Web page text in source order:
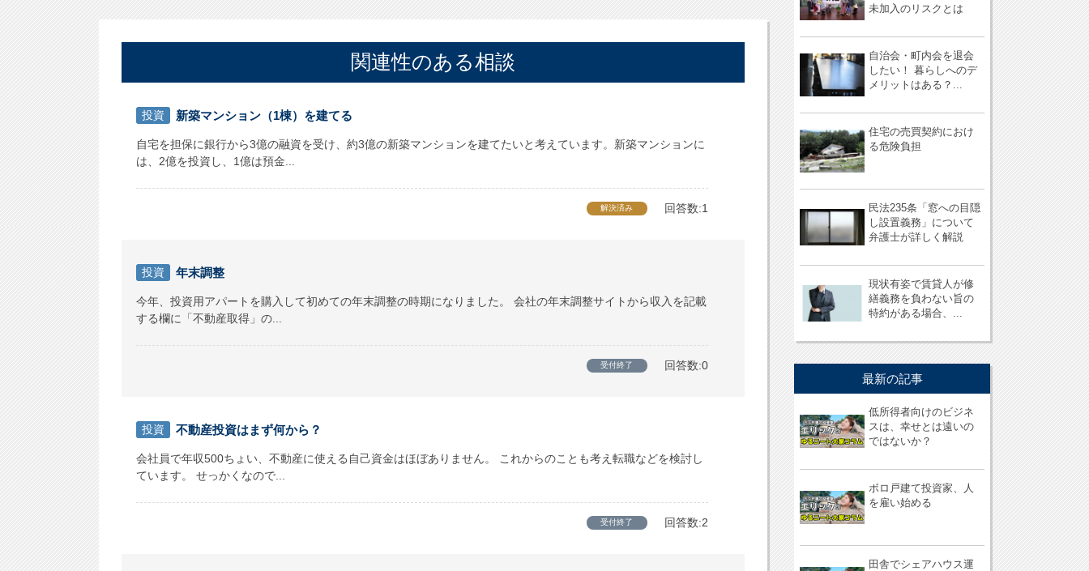
関連性のある相談
投資 新築マンション（1棟）を建てる
自宅を担保に銀行から3億の融資を受け、約3億の新築マンションを建てたいと考えています。新築マンションに
は、2億を投資し、1億は預金...
解決済み 回答数:1
投資 年末調整
今年、投資用アパートを購入して初めての年末調整の時期になりました。 会社の年末調整サイトから収入を記載
する欄に「不動産取得」の...
受付終了 回答数:0
投資 不動産投資はまず何から？
会社員で年収500ちょい、不動産に使える自己資金はほぼありません。 これからのことも考え転職などを検討し
ています。 せっかくなので...
受付終了 回答数:2
未加入のリスクとは
自治会・町内会を退会
したい！ 暮らしへのデ
メリットはある？...
住宅の売買契約におけ
る危険負担
民法235条「窓への目隠
し設置義務」について
弁護士が詳しく解説
現状有姿で賃貸人が修
繕義務を負わない旨の
特約がある場合、...
最新の記事
低所得者向けのビジネ
スは、幸せとは遠いの
ではないか？
ボロ戸建て投資家、人
を雇い始める
田舎でシェアハウス運